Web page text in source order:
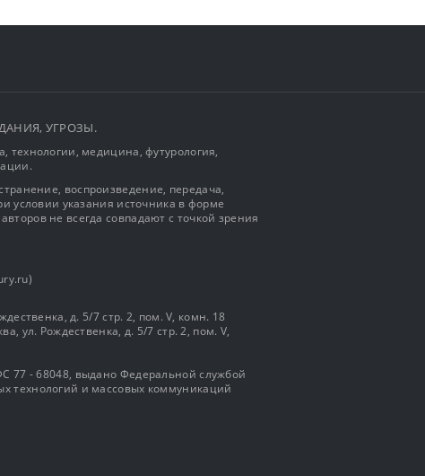
УГРОЗЫ.
технологии, медицина, футурология,
воспроизведение, передача,
условии указания источника в форме
не всегда совпадают с точкой зрения
д. 5/7 стр. 2, пом. V, комн. 18
ул. Рождественка, д. 5/7 стр. 2, пом. V,
77 - 68048, выдано Федеральной службой
технологий и массовых коммуникаций